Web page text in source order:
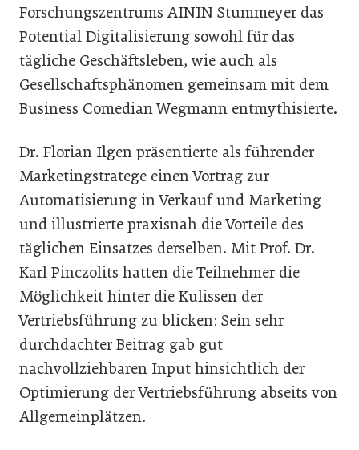
Forschungszentrums AININ Stummeyer das
Potential Digitalisierung sowohl für das
tägliche Geschäftsleben, wie auch als
Gesellschaftsphänomen gemeinsam mit dem
Business Comedian Wegmann entmythisierte.
Dr. Florian Ilgen präsentierte als führender
Marketingstratege einen Vortrag zur
Automatisierung in Verkauf und Marketing
und illustrierte praxisnah die Vorteile des
täglichen Einsatzes derselben. Mit Prof. Dr.
Karl Pinczolits hatten die Teilnehmer die
Möglichkeit hinter die Kulissen der
Vertriebsführung zu blicken: Sein sehr
durchdachter Beitrag gab gut
nachvollziehbaren Input hinsichtlich der
Optimierung der Vertriebsführung abseits von
Allgemeinplätzen.